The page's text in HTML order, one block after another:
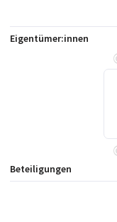
Eigentümer:innen
Beteiligungen